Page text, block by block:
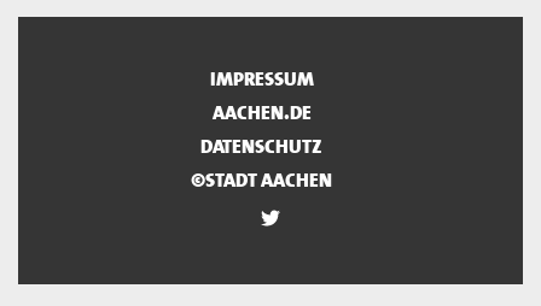
IMPRESSUM
AACHEN.DE
DATENSCHUTZ
©STADT AACHEN